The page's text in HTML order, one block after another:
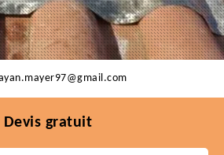
Devis gratuit